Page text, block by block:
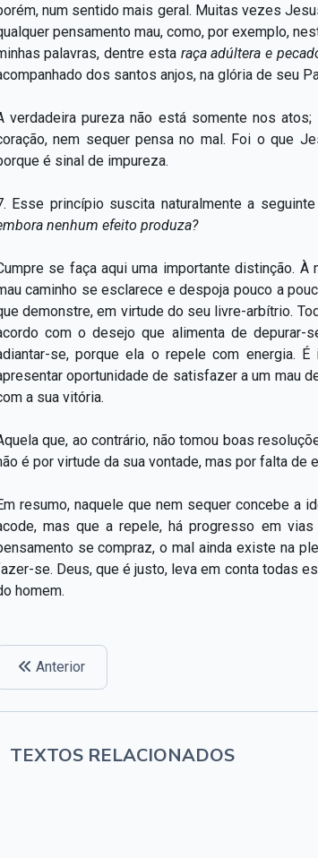
num sentido mais geral. Muitas vezes
pensamento mau, como, por exemplo,
palavras, dentre esta raça adúltera e
dos santos anjos, na glória de seu
verdadeira pureza não está somente nos
nem sequer pensa no mal. Foi o que
é sinal de impureza.
Esse princípio suscita naturalmente a seguinte
nenhum efeito produza?
se faça aqui uma importante distinção.
caminho se esclarece e despoja pouco a
demonstre, em virtude do seu livre-arbítrio.
com o desejo que alimenta de depurar-
se, porque ela o repele com energia.
oportunidade de satisfazer a um mau
a sua vitória.
que, ao contrário, não tomou boas
é por virtude da sua vontade, mas por falta de
resumo, naquele que nem sequer concebe a
mas que a repele, há progresso em
se compraz, o mal ainda existe na
se. Deus, que é justo, leva em conta todas
homem.
Anterior
TEXTOS RELACIONADOS